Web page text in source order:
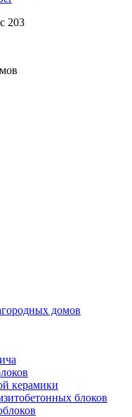
203
керамики
блоков